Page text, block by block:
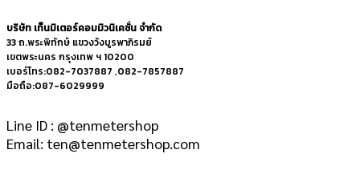
บริษัท เท็นมิเตอร์คอมมิวนิเคชั่น จำกัด
33 ถ.พระพิทักษ์ แขวงวังบูรพาภิรมย์
เขตพระนคร กรุงเทพ ฯ 10200
เบอร์โทร:082-7037887 ,082-7857887
มือถือ:087-6029999
Line ID : @tenmetershop
Email: ten@tenmetershop.com